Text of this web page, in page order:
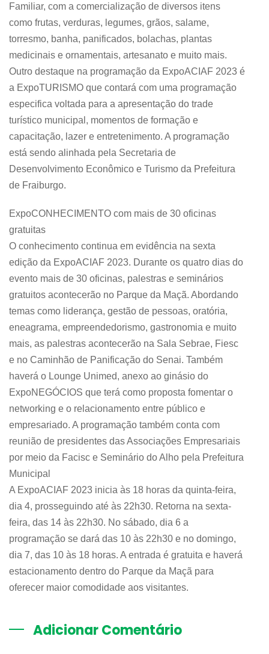
Familiar, com a comercialização de diversos itens
como frutas, verduras, legumes, grãos, salame,
torresmo, banha, panificados, bolachas, plantas
medicinais e ornamentais, artesanato e muito mais.
Outro destaque na programação da ExpoACIAF 2023 é
a ExpoTURISMO que contará com uma programação
especifica voltada para a apresentação do trade
turístico municipal, momentos de formação e
capacitação, lazer e entretenimento. A programação
está sendo alinhada pela Secretaria de
Desenvolvimento Econômico e Turismo da Prefeitura
de Fraiburgo.
ExpoCONHECIMENTO com mais de 30 oficinas
gratuitas
O conhecimento continua em evidência na sexta
edição da ExpoACIAF 2023. Durante os quatro dias do
evento mais de 30 oficinas, palestras e seminários
gratuitos acontecerão no Parque da Maçã. Abordando
temas como liderança, gestão de pessoas, oratória,
eneagrama, empreendedorismo, gastronomia e muito
mais, as palestras acontecerão na Sala Sebrae, Fiesc
e no Caminhão de Panificação do Senai. Também
haverá o Lounge Unimed, anexo ao ginásio do
ExpoNEGÓCIOS que terá como proposta fomentar o
networking e o relacionamento entre público e
empresariado. A programação também conta com
reunião de presidentes das Associações Empresariais
por meio da Facisc e Seminário do Alho pela Prefeitura
Municipal
A ExpoACIAF 2023 inicia às 18 horas da quinta-feira,
dia 4, prosseguindo até às 22h30. Retorna na sexta-
feira, das 14 às 22h30. No sábado, dia 6 a
programação se dará das 10 às 22h30 e no domingo,
dia 7, das 10 às 18 horas. A entrada é gratuita e haverá
estacionamento dentro do Parque da Maçã para
oferecer maior comodidade aos visitantes.
Adicionar Comentário